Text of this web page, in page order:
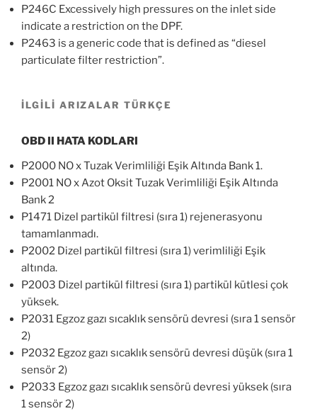
P246C Excessively high pressures on the inlet side
indicate a restriction on the DPF.
P2463 is a generic code that is defined as “diesel
particulate filter restriction”.
İLGİLİ ARIZALAR TÜRKÇE
OBD II HATA KODLARI
P2000 NO x Tuzak Verimliliği Eşik Altında Bank 1.
P2001 NO x Azot Oksit Tuzak Verimliliği Eşik Altında
Bank 2
P1471 Dizel partikül filtresi (sıra 1) rejenerasyonu
tamamlanmadı.
P2002 Dizel partikül filtresi (sıra 1) verimliliği Eşik
altında.
P2003 Dizel partikül filtresi (sıra 1) partikül kütlesi çok
yüksek.
P2031 Egzoz gazı sıcaklık sensörü devresi (sıra 1 sensör
2)
P2032 Egzoz gazı sıcaklık sensörü devresi düşük (sıra 1
sensör 2)
P2033 Egzoz gazı sıcaklık sensörü devresi yüksek (sıra
1 sensör 2)